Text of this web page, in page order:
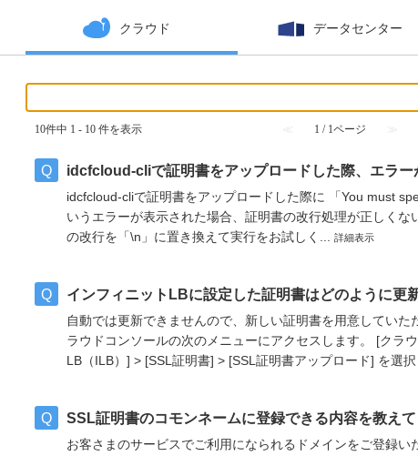
クラウド データセンター
10件中 1 - 10 件を表示 ≪ 1 / 1ページ ≫
idcfcloud-cliで証明書をアップロードした際、エラー
idcfcloud-cliで証明書をアップロードした際に 「You must
いうエラーが表示された場合、証明書の改行処理が正しく
の改行を「\n」に置き換えて実行をお試しく... 詳細表示
インフィニットLBに設定した証明書はどのように更
自動では更新できませんので、新しい証明書を用意してい
ラウドコンソールの次のメニューにアクセスします。 [クラ
LB（ILB）] > [SSL証明書] > [SSL証明書アップロード] を選
SSL証明書のコモンネームに登録できる内容を教えて
お客さまのサービスでご利用になられるドメインをご登録